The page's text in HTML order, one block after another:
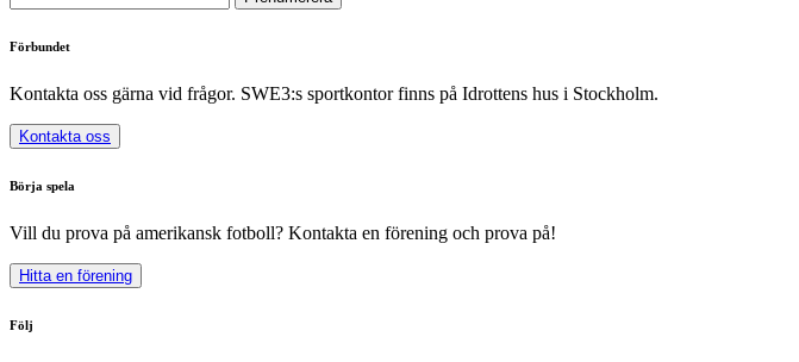
Förbundet
Kontakta oss gärna vid frågor. SWE3:s sportkontor finns på Idrottens hus i Stockholm.
Kontakta oss
Börja spela
Vill du prova på amerikansk fotboll? Kontakta en förening och prova på!
Hitta en förening
Följ